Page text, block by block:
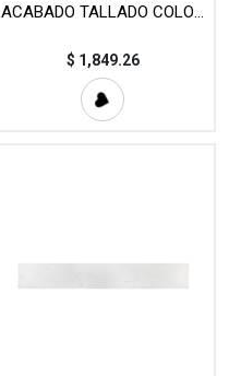
ACABADO TALLADO COLOR
$ 1,849.26